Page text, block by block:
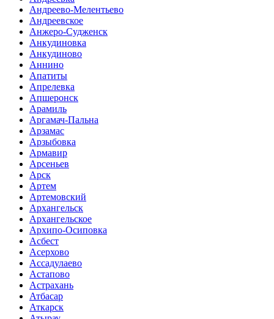
Андреево-Мелентьево
Андреевское
Анжеро-Судженск
Анкудиновка
Анкудиново
Аннино
Апатиты
Апрелевка
Апшеронск
Арамиль
Аргамач-Пальна
Арзамас
Арзыбовка
Армавир
Арсеньев
Арск
Артем
Артемовский
Архангельск
Архангельское
Архипо-Осиповка
Асбест
Асерхово
Ассадулаево
Астапово
Астрахань
Атбасар
Аткарск